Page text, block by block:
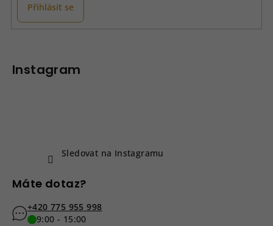
Přihlásit se
Instagram
Sledovat na Instagramu
Máte dotaz?
+420 775 955 998
9:00 - 15:00